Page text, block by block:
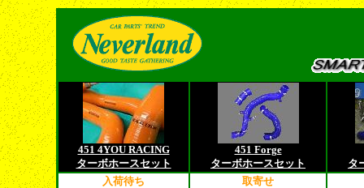
451 4YOU RACING
ターボホースセット
451 Forge
ターボホースセット
タ
入荷待ち
取寄せ